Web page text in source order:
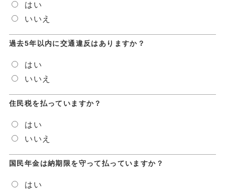
はい
いいえ
過去5年以内に交通違反はありますか？
はい
いいえ
住民税を払っていますか？
はい
いいえ
国民年金は納期限を守って払っていますか？
はい